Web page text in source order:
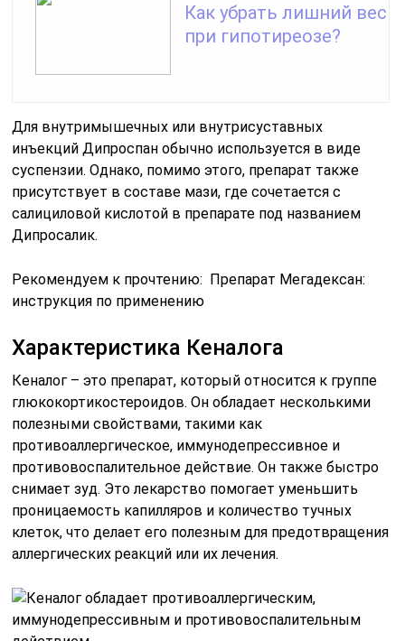
Как убрать лишний вес
при гипотиреозе?
Для внутримышечных или внутрисуставных
инъекций Дипроспан обычно используется в виде
суспензии. Однако, помимо этого, препарат также
присутствует в составе мази, где сочетается с
салициловой кислотой в препарате под названием
Дипросалик.
Рекомендуем к прочтению: Препарат Мегадексан:
инструкция по применению
Характеристика Кеналога
Кеналог – это препарат, который относится к группе
глюкокортикостероидов. Он обладает несколькими
полезными свойствами, такими как
противоаллергическое, иммунодепрессивное и
противовоспалительное действие. Он также быстро
снимает зуд. Это лекарство помогает уменьшить
проницаемость капилляров и количество тучных
клеток, что делает его полезным для предотвращения
аллергических реакций или их лечения.